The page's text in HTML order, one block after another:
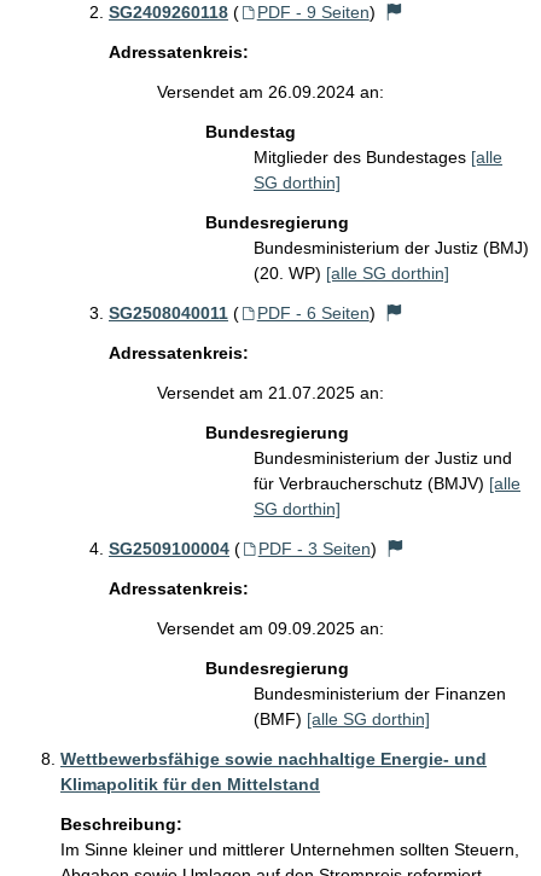
SG2409260118 ( PDF - 9 Seiten)
Adressatenkreis:
Versendet am 26.09.2024 an:
Bundestag
Mitglieder des Bundestages [alle
SG dorthin]
Bundesregierung
Bundesministerium der Justiz (BMJ)
(20. WP) [alle SG dorthin]
SG2508040011 ( PDF - 6 Seiten)
Adressatenkreis:
Versendet am 21.07.2025 an:
Bundesregierung
Bundesministerium der Justiz und
für Verbraucherschutz (BMJV) [alle
SG dorthin]
SG2509100004 ( PDF - 3 Seiten)
Adressatenkreis:
Versendet am 09.09.2025 an:
Bundesregierung
Bundesministerium der Finanzen
(BMF) [alle SG dorthin]
Wettbewerbsfähige sowie nachhaltige Energie- und
Klimapolitik für den Mittelstand
Beschreibung:
Im Sinne kleiner und mittlerer Unternehmen sollten Steuern,